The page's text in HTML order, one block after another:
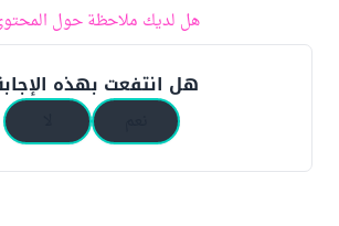
هل لديك ملاحظة حول
هل انتفعت بهذه